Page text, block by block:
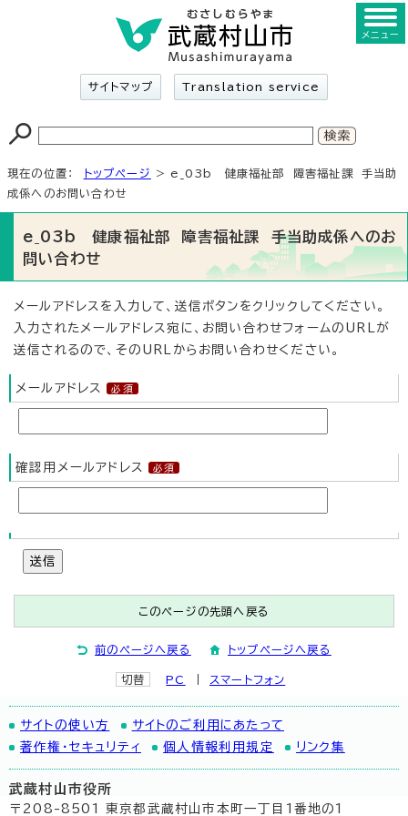
サイトマップ Translation service
メニュー
現在の位置： トップページ
> e_03b 健康福祉部 障害福祉課 手当助
成係へのお問い合わせ
e_03b 健康福祉部 障害福祉課 手当助成係へのお
問い合わせ
メールアドレスを入力して、送信ボタンをクリックしてください。
入力されたメールアドレス宛に、お問い合わせフォームのURLが
送信されるので、そのURLからお問い合わせください。
メールアドレス
確認用メールアドレス
送信
このページの先頭へ戻る
前のページへ戻る トップページへ戻る
切替 PC スマートフォン
サイトの使い方
サイトのご利用にあたって
著作権・セキュリティ
個人情報利用規定 リンク集
武蔵村山市役所
〒208-8501 東京都武蔵村山市本町一丁目1番地の1